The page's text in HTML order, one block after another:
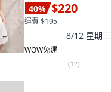
40% $220
運費 $195
8/12 星期三
WOW免運
(12)